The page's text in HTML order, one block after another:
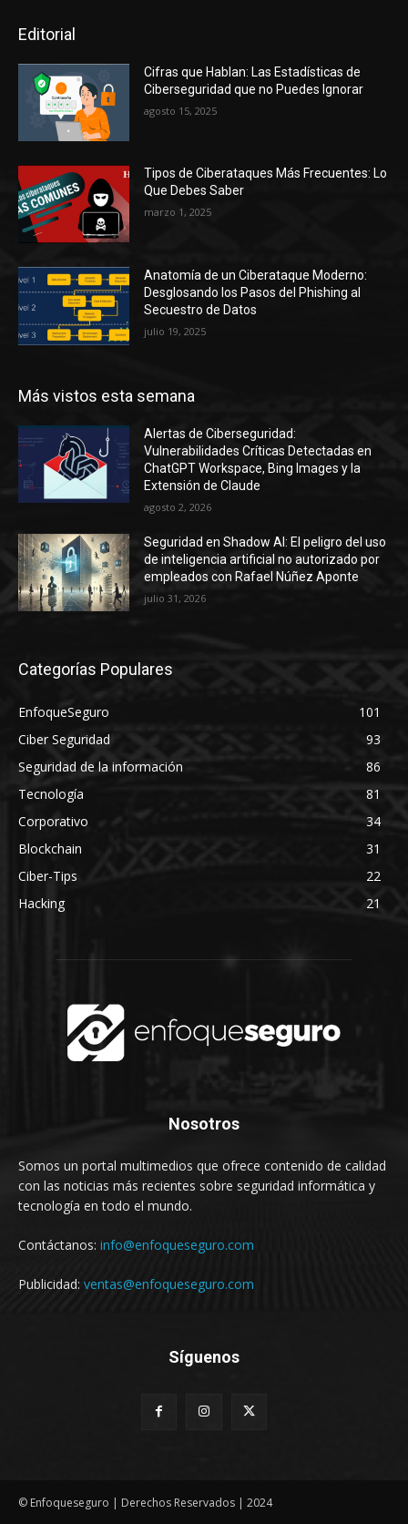
Editorial
Cifras que Hablan: Las Estadísticas de
Ciberseguridad que no Puedes Ignorar
agosto 15, 2025
Tipos de Ciberataques Más Frecuentes: Lo
Que Debes Saber
marzo 1, 2025
Anatomía de un Ciberataque Moderno:
Desglosando los Pasos del Phishing al
Secuestro de Datos
julio 19, 2025
Más vistos esta semana
Alertas de Ciberseguridad:
Vulnerabilidades Críticas Detectadas en
ChatGPT Workspace, Bing Images y la
Extensión de Claude
agosto 2, 2026
Seguridad en Shadow AI: El peligro del uso
de inteligencia artificial no autorizado por
empleados con Rafael Núñez Aponte
julio 31, 2026
Categorías Populares
EnfoqueSeguro
101
Ciber Seguridad
93
Seguridad de la información
86
Tecnología
81
Corporativo
34
Blockchain
31
Ciber-Tips
22
Hacking
21
Nosotros
Somos un portal multimedios que ofrece contenido de calidad
con las noticias más recientes sobre seguridad informática y
tecnología en todo el mundo.
Contáctanos: info@enfoqueseguro.com
Publicidad: ventas@enfoqueseguro.com
Síguenos
© Enfoqueseguro | Derechos Reservados | 2024